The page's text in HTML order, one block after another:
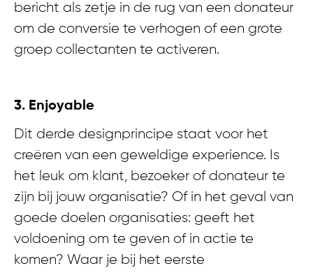
bericht als zetje in de rug van een donateur
om de conversie te verhogen of een grote
groep collectanten te activeren.
3. Enjoyable
Dit derde designprincipe staat voor het
creëren van een geweldige experience. Is
het leuk om klant, bezoeker of donateur te
zijn bij jouw organisatie? Of in het geval van
goede doelen organisaties: geeft het
voldoening om te geven of in actie te
komen? Waar je bij het eerste